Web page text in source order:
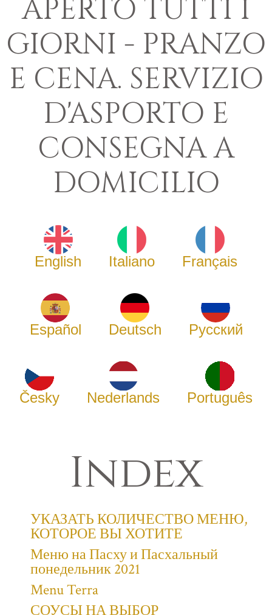
APERTO TUTTI I
GIORNI - PRANZO
E CENA. SERVIZIO
D'ASPORTO E
CONSEGNA A
DOMICILIO
English Italiano Français
Español Deutsch Русский
Česky Nederlands Português
Index
УКАЗАТЬ КОЛИЧЕСТВО МЕНЮ,
КОТОРОЕ ВЫ ХОТИТЕ
Меню на Пасху и Пасхальный
понедельник 2021
Menu Terra
СОУСЫ НА ВЫБОР